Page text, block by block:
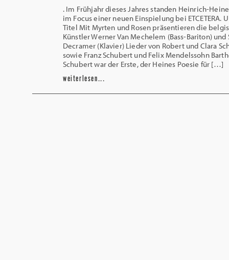
. Im Frühjahr dieses Jahres standen Heinrich-
im Focus einer neuen Einspielung bei ETCETERA.
Titel Mit Myrten und Rosen präsentieren die
Künstler Werner Van Mechelem (Bass-Bariton) und
Decramer (Klavier) Lieder von Robert und Clara
sowie Franz Schubert und Felix Mendelssohn
Schubert war der Erste, der Heines Poesie für […]
weiterlesen...